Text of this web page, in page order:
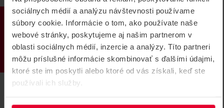
sociálnych médií a analýzu návštevnosti používame
súbory cookie. Informácie o tom, ako používate naše
webové stránky, poskytujeme aj našim partnerom v
oblasti sociálnych médií, inzercie a analýzy. Títo partneri
môžu príslušné informácie skombinovať s ďalšími údajmi,
ktoré ste im poskytli alebo ktoré od vás získali, keď ste
používali ich služby.
PRODUKTY
COMUNELLO KIT HYRON 300 24V Set
pre krídlové brány do 3m
Set pre dvojitú krídlovú bránu 3m - max 300kg / 1,5m -